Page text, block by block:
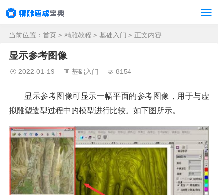
当前位置： 首页 > 精雕教程 > 基础入门 > 正文内容
显示参考图像
2022-01-19 基础入门 8154
显示参考图像可显示一幅平面的参考图像，用于与虚
拟雕塑造型过程中的模型进行比较。如下图所示。